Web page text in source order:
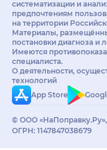
систематизации и
предпочтениям
на территории
Материалы,
постановки диагноза и
Имеются
специалиста.
О деятельности,
технологий
App Store
© ООО
ОГРН: 1147847038679